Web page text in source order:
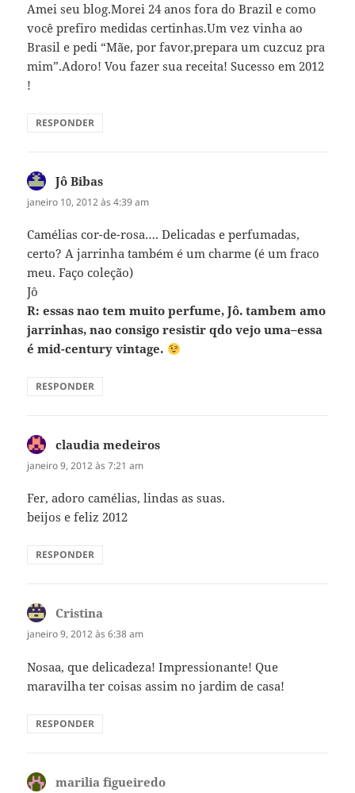
Amei seu blog.Morei 24 anos fora do Brazil e como
você prefiro medidas certinhas.Um vez vinha ao
Brasil e pedi “Mãe, por favor,prepara um cuzcuz pra
mim”.Adoro! Vou fazer sua receita! Sucesso em 2012
!
RESPONDER
Jô Bibas
janeiro 10, 2012 às 4:39 am
Camélias cor-de-rosa…. Delicadas e perfumadas,
certo? A jarrinha também é um charme (é um fraco
meu. Faço coleção)
Jô
R: essas nao tem muito perfume, Jô. tambem amo
jarrinhas, nao consigo resistir qdo vejo uma–essa
é mid-century vintage.
RESPONDER
claudia medeiros
janeiro 9, 2012 às 7:21 am
Fer, adoro camélias, lindas as suas.
beijos e feliz 2012
RESPONDER
Cristina
janeiro 9, 2012 às 6:38 am
Nosaa, que delicadeza! Impressionante! Que
maravilha ter coisas assim no jardim de casa!
RESPONDER
marilia figueiredo